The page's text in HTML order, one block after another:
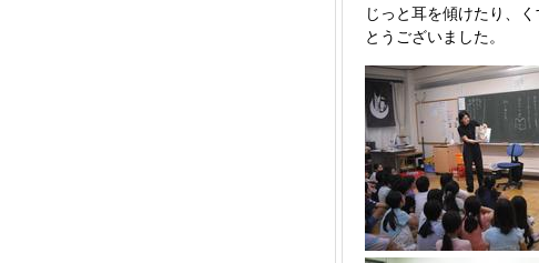
じっと耳を傾けたり、
とうございました。